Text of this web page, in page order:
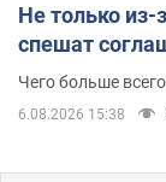
Не только
спешат
Чего больше
6.08.2026 15:38